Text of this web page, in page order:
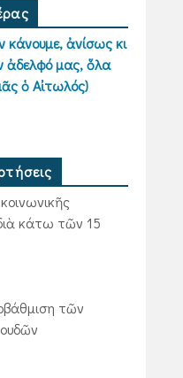
κάνουμε, ἀνίσως κι
ἀδελφό μας, ὅλα
ὁ Αἰτωλός)
κάτω τῶν 15
τῶν